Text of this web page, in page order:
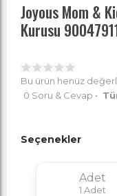
Joyous Mom &
Kurusu
Bu ürün henüz
0 Soru & Cevap •
Seçenekler
Adet
1 Adet